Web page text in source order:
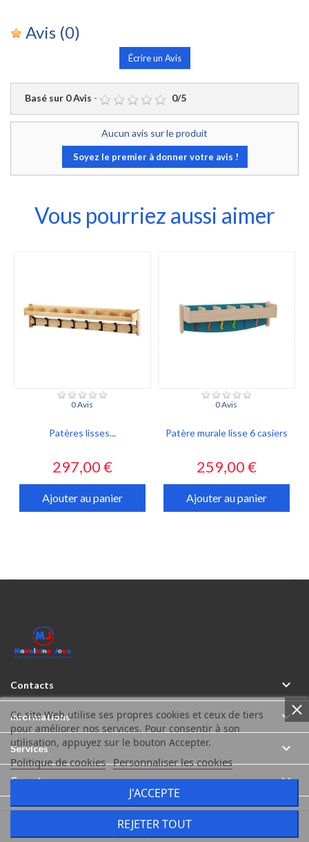
Avis (0)
Écrire un Avis
Basé sur 0Avis - 0/5
Aucun avis sur le produit
Soyez le premier à donner votre avis !
Vous pourriez aussi aimer
0 Avis
Patères lisses...
Prix
297,00 €
Ajouter au panier
0 Avis
Patère murale lisse 6 casiers
Prix
259,00 €
Ajouter au panier
 
Contacts 
Ce site Web utilise ses propres cookies et ceux de tiers
pour améliorer nos services. Pour consentir à son
utilisation, appuyez sur le bouton Accepter.
Politique de cookies Personnaliser les cookies
REJETER TOUT
J'ACCEPTE
Informations 
Services 
Compte 
Madeleine Jeux © Tous droits réservés 2026
Icônes créés par Freepik sur www.flaticon.com